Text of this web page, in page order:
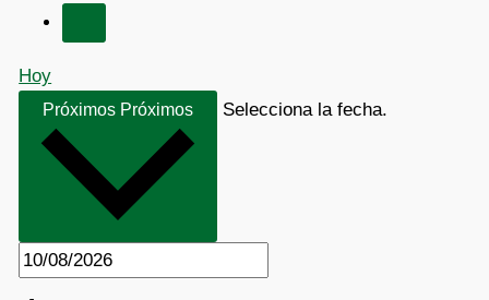
Hoy
Próximos Próximos Selecciona la fecha.